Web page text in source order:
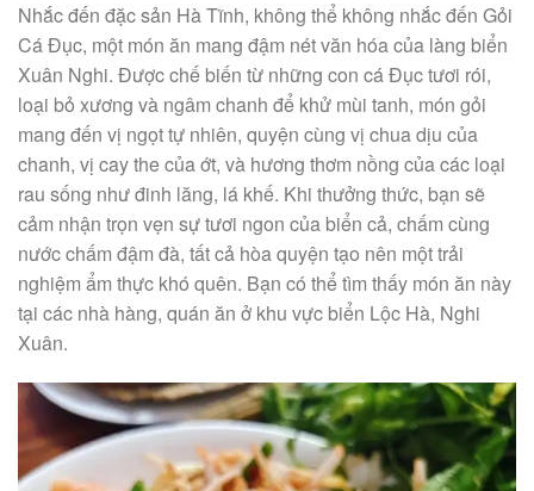
Nhắc đến đặc sản Hà Tĩnh, không thể không nhắc đến Gỏi
Cá Đục, một món ăn mang đậm nét văn hóa của làng biển
Xuân Nghi. Được chế biến từ những con cá Đục tươi rói,
loại bỏ xương và ngâm chanh để khử mùi tanh, món gỏi
mang đến vị ngọt tự nhiên, quyện cùng vị chua dịu của
chanh, vị cay the của ớt, và hương thơm nồng của các loại
rau sống như đinh lăng, lá khế. Khi thưởng thức, bạn sẽ
cảm nhận trọn vẹn sự tươi ngon của biển cả, chấm cùng
nước chấm đậm đà, tất cả hòa quyện tạo nên một trải
nghiệm ẩm thực khó quên. Bạn có thể tìm thấy món ăn này
tại các nhà hàng, quán ăn ở khu vực biển Lộc Hà, Nghi
Xuân.